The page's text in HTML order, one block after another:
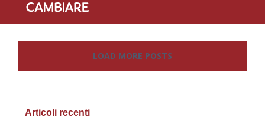
LOAD MORE POSTS
Articoli recenti